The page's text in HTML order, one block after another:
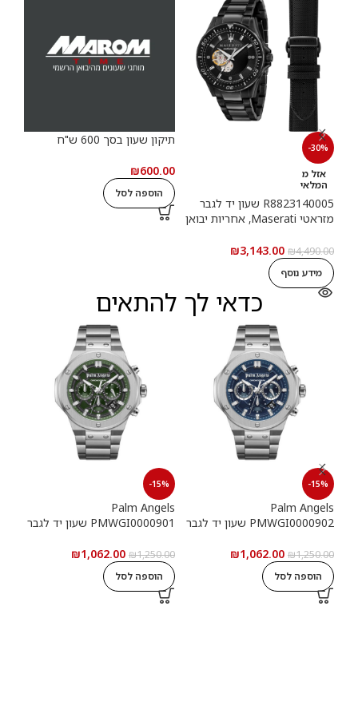
-30%
אזל מ
המלאי
R8823140005 שעון יד לגבר
מזראטי Maserati, אחריות יבואן
₪4,490.00
₪3,143.00
מידע נוסף
תיקון שעון בסך 600 ש"ח
₪600.00
הוספה לסל
כדאי לך להתאים
-15%
Palm Angels
PMWGI0000902 שעון יד לגבר
₪1,250.00
₪1,062.00
הוספה לסל
-15%
Palm Angels
PMWGI0000901 שעון יד לגבר
₪1,250.00
₪1,062.00
הוספה לסל